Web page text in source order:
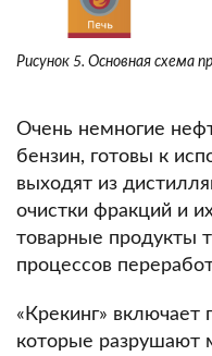
Рисунок 5. Основная схема
Очень немногие
бензин, готовы к
выходят из
очистки фракций и
товарные продукты
процессов
«Крекинг» включает
которые разрушают